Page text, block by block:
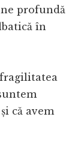
profundă
în
că avem